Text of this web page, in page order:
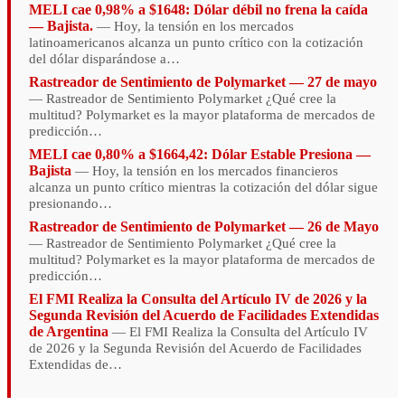
MELI cae 0,98% a $1648: Dólar débil no frena la caída
— Bajista. — Hoy, la tensión en los mercados
latinoamericanos alcanza un punto crítico con la cotización
del dólar disparándose a…
Rastreador de Sentimiento de Polymarket — 27 de mayo
— Rastreador de Sentimiento Polymarket ¿Qué cree la
multitud? Polymarket es la mayor plataforma de mercados de
predicción…
MELI cae 0,80% a $1664,42: Dólar Estable Presiona —
Bajista — Hoy, la tensión en los mercados financieros
alcanza un punto crítico mientras la cotización del dólar sigue
presionando…
Rastreador de Sentimiento de Polymarket — 26 de Mayo
— Rastreador de Sentimiento Polymarket ¿Qué cree la
multitud? Polymarket es la mayor plataforma de mercados de
predicción…
El FMI Realiza la Consulta del Artículo IV de 2026 y la
Segunda Revisión del Acuerdo de Facilidades Extendidas
de Argentina — El FMI Realiza la Consulta del Artículo IV
de 2026 y la Segunda Revisión del Acuerdo de Facilidades
Extendidas de…